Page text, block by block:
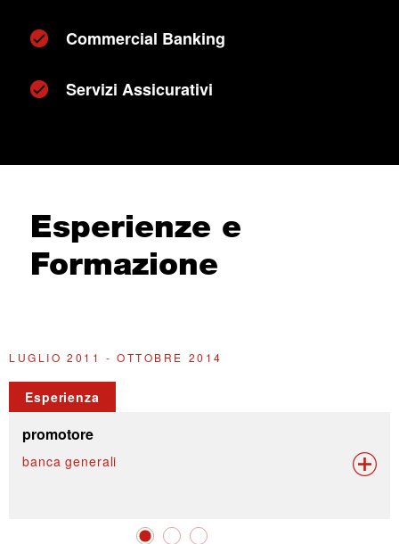
Commercial Banking
Servizi Assicurativi
Esperienze e
Formazione
LUGLIO 2011 - OTTOBRE 2014
Esperienza
promotore
banca generali